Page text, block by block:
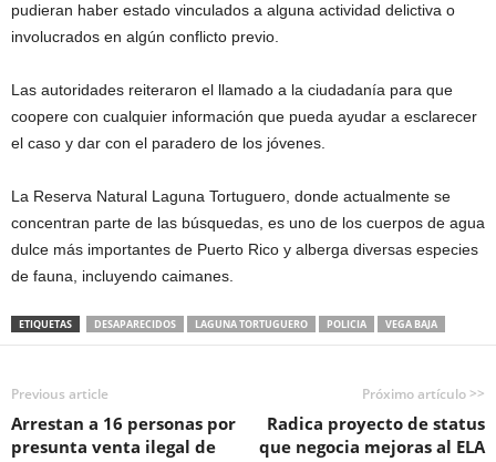
pudieran haber estado vinculados a alguna actividad delictiva o
involucrados en algún conflicto previo.
Las autoridades reiteraron el llamado a la ciudadanía para que
coopere con cualquier información que pueda ayudar a esclarecer
el caso y dar con el paradero de los jóvenes.
La Reserva Natural Laguna Tortuguero, donde actualmente se
concentran parte de las búsquedas, es uno de los cuerpos de agua
dulce más importantes de Puerto Rico y alberga diversas especies
de fauna, incluyendo caimanes.
ETIQUETAS DESAPARECIDOS LAGUNA TORTUGUERO POLICIA VEGA BAJA
Previous article
Arrestan a 16 personas por
presunta venta ilegal de
Próximo artículo >>
Radica proyecto de status
que negocia mejoras al ELA